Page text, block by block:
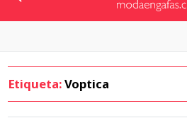
Etiqueta:Voptica